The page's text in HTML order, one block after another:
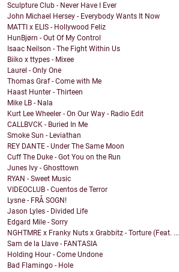
Sculpture Club - Never Have I Ever
John Michael Hersey - Everybody Wants It Now
MATTI x ELIS - Hollywood Feliz
HunBjørn - Out Of My Control
Isaac Neilson - The Fight Within Us
Biiko x ttypes - Mixee
Laurel - Only One
Thomas Graf - Come with Me
Haast Hunter - Thirteen
Mike LB - Nala
Kurt Lee Wheeler - On Our Way - Radio Edit
CALLBVCK - Buried In Me
Smoke Sun - Leviathan
REY DANTE - Under The Same Moon
Cuff The Duke - Got You on the Run
Junes Ivy - Ghosttown
RYAN - Sweet Music
VIDEOCLUB - Cuentos de Terror
Lysne - FRÅ SOGN!
Jason Lyles - Divided Life
Edgard Mile - Sorry
NGHTMRE x Franky Nuts x Grabbitz - Torture (Feat. ...
Sam de la Llave - FANTASIA
Holding Hour - Come Undone
Bad Flamingo - Hole